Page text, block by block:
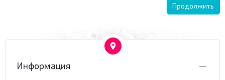
Продолжить
Информация